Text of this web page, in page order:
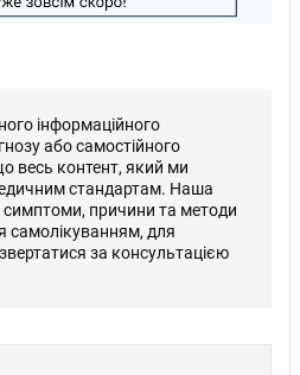
інформаційного
або самостійного
весь контент, який ми
стандартам. Наша
симптоми, причини та методи
самолікуванням, для
за консультацією